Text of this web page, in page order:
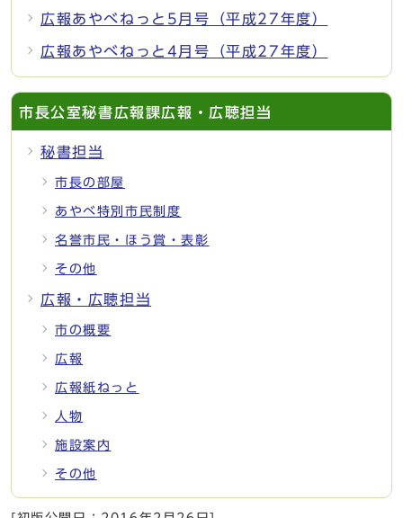
広報あやべねっと5月号（平成27年度）
広報あやべねっと4月号（平成27年度）
市長公室秘書広報課広報・広聴担当
秘書担当
市長の部屋
あやべ特別市民制度
名誉市民・ほう賞・表彰
その他
広報・広聴担当
市の概要
広報
広報紙ねっと
人物
施設案内
その他